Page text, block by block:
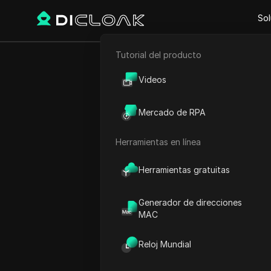
Comercio electrónico
Tutorial del producto
Videos
Mercado de RPA
Herramientas en línea
Herramientas gratuitas
Generador de direcciones
MAC
Reloj Mundial
Cómo
Play Video:Cómo reactivar